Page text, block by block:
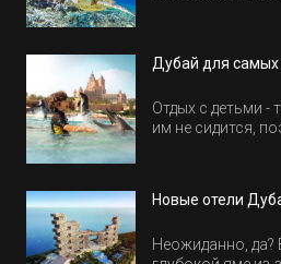
Дубай для самых
Отдых с детьми -
им не сидится,
Новые отели
Неожиданно, да?